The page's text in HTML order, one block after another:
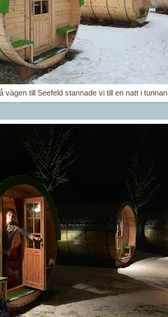
vägen till Seefeld stannade vi till en natt i tunnan